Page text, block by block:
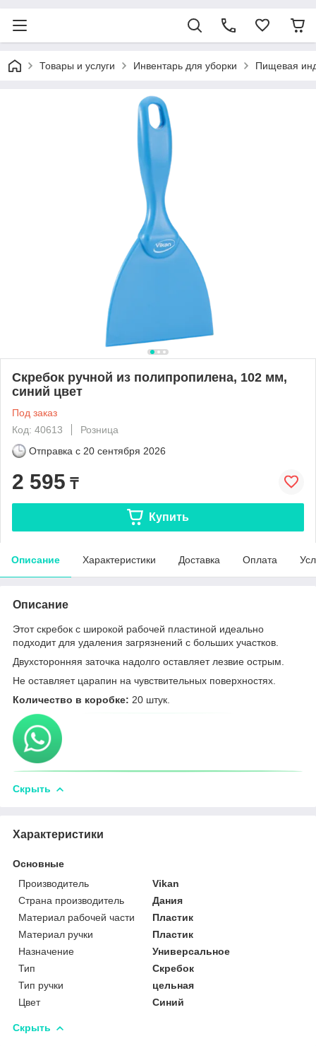
Товары и услуги Инвентарь для уборки Пищевая
Скребок ручной из полипропилена, 102 мм,
синий цвет
Под заказ
Код: 40613
Розница
Отправка с 20 сентября 2026
2 595 ₸
Купить
Описание Характеристики Доставка Оплата
Описание
Этот скребок с широкой рабочей пластиной идеально
подходит для удаления загрязнений с больших участков.
Двухсторонняя заточка надолго оставляет лезвие острым.
Не оставляет царапин на чувствительных поверхностях.
Количество в коробке: 20 штук.
Скрыть
Характеристики
Основные
Производитель
Vikan
Страна производитель
Дания
Материал рабочей части
Пластик
Материал ручки
Пластик
Назначение
Универсальное
Тип
Скребок
Тип ручки
цельная
Цвет
Синий
Скрыть